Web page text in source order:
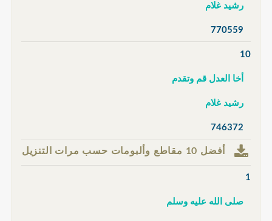
رشيد غلام
770559
10
أخا العدل قم وتقدم
رشيد غلام
746372
أفضل 10 مقاطع وألبومات حسب مرات التنزيل
1
صلى الله عليه وسلم